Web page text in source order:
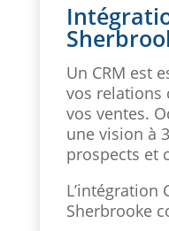
Un CRM est
vos relations
vos ventes.
une vision à
prospects et
L’intégration
Sherbrooke